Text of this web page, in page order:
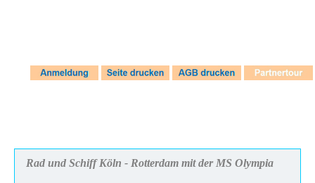
Rad und SchiffKöln - Rotterdam mit der MS Olympia